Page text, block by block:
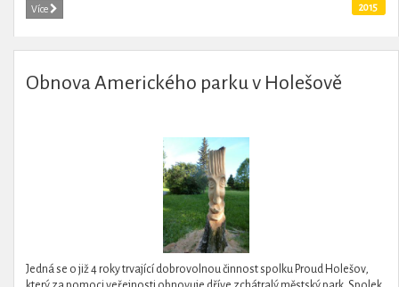
Více 2015
Obnova Amerického parku v Holešově
Jedná se o již 4 roky trvající dobrovolnou činnost spolku Proud Holešov,